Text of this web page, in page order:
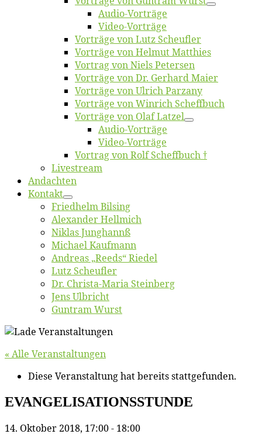
Au­dio-Vor­trä­ge
Vi­deo-Vor­trä­ge
Vor­trä­ge von Lutz Scheufler
Vor­trä­ge von Hel­mut Matthies
Vor­trag von Niels Petersen
Vor­trä­ge von Dr. Ger­hard Maier
Vor­trä­ge von Ul­rich Parzany
Vor­trä­ge von Win­rich Scheffbuch
Vor­trä­ge von Olaf Latzel
Au­dio-Vor­trä­ge
Vi­deo-Vor­trä­ge
Vor­trag von Rolf Scheffbuch †
Live­stream
An­dach­ten
Kon­takt
Fried­helm Bilsing
Alex­an­der Hellmich
Ni­klas Junghannß
Mi­cha­el Kaufmann
An­dre­as „Reeds“ Riedel
Lutz Scheuf­ler
Dr. Chris­­ta-Ma­ria Steinberg
Jens Ulb­richt
Gun­tram Wurst
« Alle Veranstaltungen
Diese Veranstaltung hat bereits stattgefunden.
EVANGELISATIONSSTUNDE
14. Oktober 2018, 17:00- 18:00